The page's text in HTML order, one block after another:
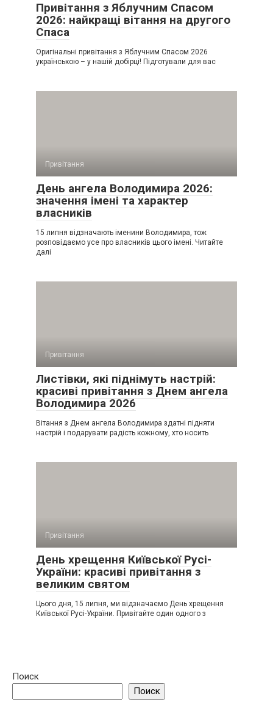
Привітання з Яблучним Спасом
2026: найкращі вітання на другого
Спаса
Оригінальні привітання з Яблучним Спасом 2026
українською – у нашій добірці! Підготували для вас
Привітання
День ангела Володимира 2026:
значення імені та характер
власників
15 липня відзначають іменини Володимира, тож
розповідаємо усе про власників цього імені. Читайте
далі
Привітання
Листівки, які піднімуть настрій:
красиві привітання з Днем ангела
Володимира 2026
Вітання з Днем ангела Володимира здатні підняти
настрій і подарувати радість кожному, хто носить
Привітання
День хрещення Київської Русі-
України: красиві привітання з
великим святом
Цього дня, 15 липня, ми відзначаємо День хрещення
Київської Русі-України. Привітайте один одного з
Поиск
Поиск